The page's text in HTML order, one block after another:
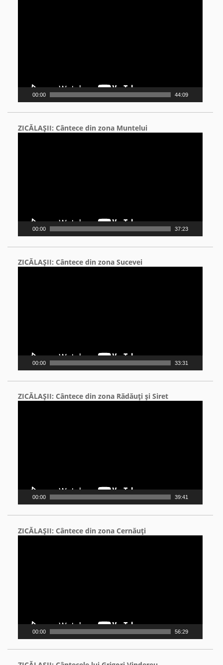
00:00 44:09
ZICĂLAŞII: Cântece din zona Muntelui
00:00 37:23
ZICĂLAŞII: Cântece din zona Sucevei
00:00 33:31
ZICĂLAŞII: Cântece din zona Rădăuţi şi Siret
00:00 39:41
ZICĂLAŞII: Cântece din zona Cernăuţi
00:00 56:29